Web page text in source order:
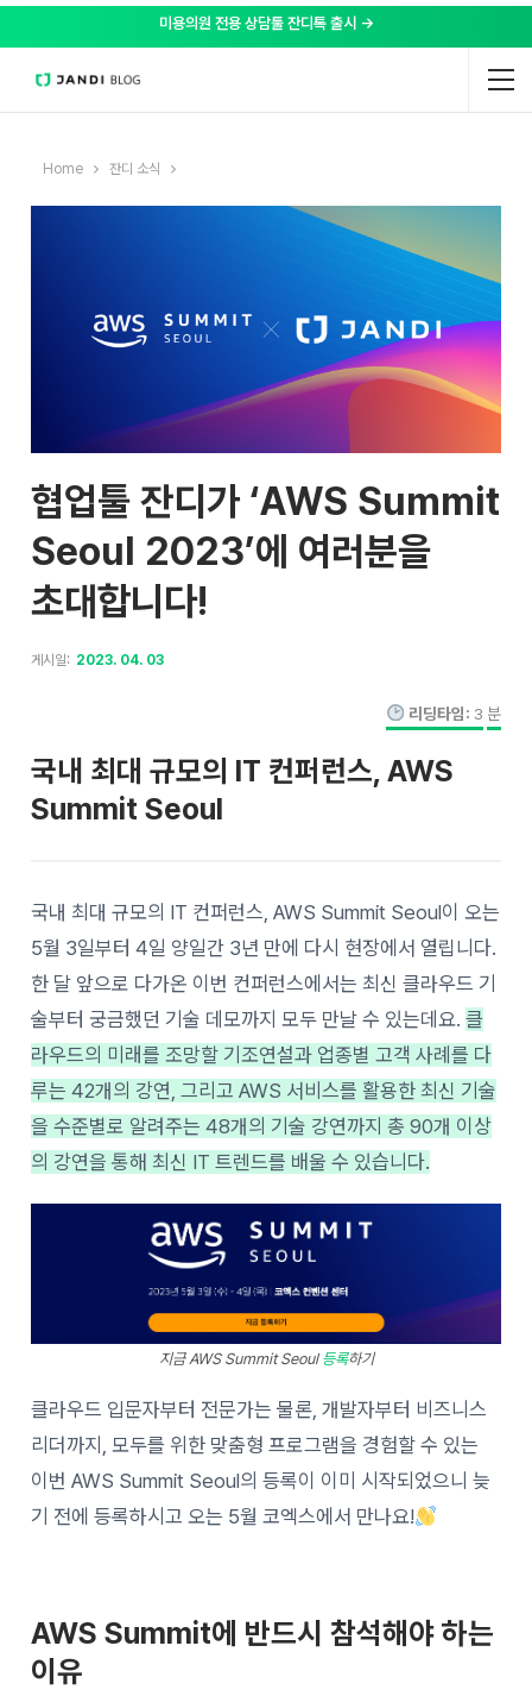
미용의원 전용 상담툴 잔디톡 출시 →
Home 잔디 소식
협업툴 잔디가 ‘AWS Summit
Seoul 2023’에 여러분을
초대합니다!
게시일: 2023. 04. 03
리딩타임: 3 분
국내 최대 규모의 IT 컨퍼런스, AWS
Summit Seoul
국내 최대 규모의 IT 컨퍼런스, AWS Summit Seoul이 오는
5월 3일부터 4일 양일간 3년 만에 다시 현장에서 열립니다.
한 달 앞으로 다가온 이번 컨퍼런스에서는 최신 클라우드 기
술부터 궁금했던 기술 데모까지 모두 만날 수 있는데요.클
라우드의 미래를 조망할 기조연설과 업종별 고객 사례를 다
루는 42개의 강연, 그리고 AWS 서비스를 활용한 최신 기술
을 수준별로 알려주는 48개의 기술 강연까지 총 90개 이상
의 강연을 통해 최신 IT 트렌드를 배울 수 있습니다.
지금 AWS Summit Seoul 등록하기
클라우드 입문자부터 전문가는 물론, 개발자부터 비즈니스
리더까지, 모두를 위한 맞춤형 프로그램을 경험할 수 있는
이번 AWS Summit Seoul의 등록이 이미 시작되었으니 늦
기 전에 등록하시고 오는 5월 코엑스에서 만나요!
AWS Summit에 반드시 참석해야 하는
이유